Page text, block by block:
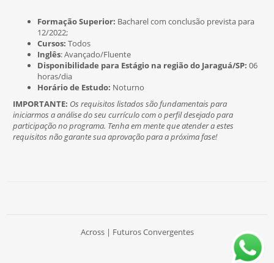
Formação Superior: Bacharel com conclusão prevista para
12/2022;
Cursos: Todos
Inglês: Avançado/Fluente
Disponibilidade para Estágio na região do Jaraguá/SP: 06
horas/dia
Horário de Estudo: Noturno
IMPORTANTE: Os requisitos listados são fundamentais para
iniciarmos a análise do seu currículo com o perfil desejado para
participação no programa. Tenha em mente que atender a estes
requisitos não garante sua aprovação para a próxima fase!
Across | Futuros Convergentes